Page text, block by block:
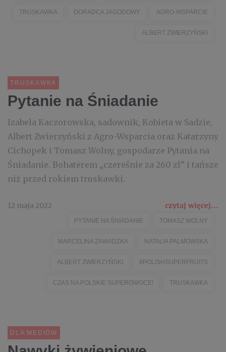
TRUSKAWKA DORADCA JAGODOWY AGRO-WSPARCIE
ALBERT ZWIERZYŃSKI
TRUSKAWKA
Pytanie na Śniadanie
Izabela Kaczorowska, sadownik, Kobieta w Sadzie,
Albert Zwierzyński z Agro-Wsparcia oraz Katarzyny
Cichopek i Tomasz Wolny, gospodarze Pytania na
Śniadanie. Bohaterem „czereśnie za 260 zł” i tańsze
niż przed rokiem truskawki.
12 maja 2022 czytaj więcej...
PYTANIE NA ŚNIADANIE TOMASZ WOLNY
MARCELINA ZAWADZKA NATALIA PALMOWSKA
ALBERT ZWIERZYŃSKI #POLISHSUPERFRUITS
CZAS NA POLSKIE SUPEROWOCE! TRUSKAWKA
DLA MEDIÓW